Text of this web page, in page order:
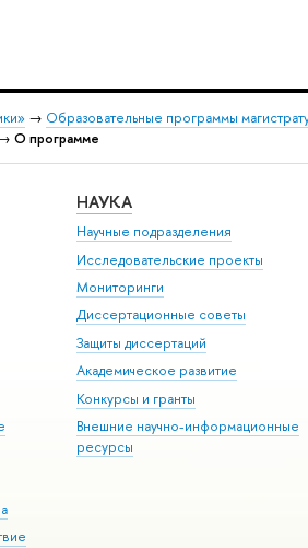
→ Образовательные программы
О программе
НАУКА
Научные подразделения
Исследовательские проекты
Мониторинги
Диссертационные советы
Защиты диссертаций
Академическое развитие
Конкурсы и гранты
Внешние научно-информационные
ресурсы